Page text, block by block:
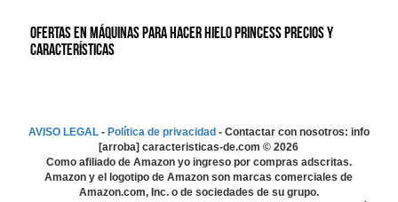
Ofertas en Máquinas para hacer hielo Princess precios y
características
AVISO LEGAL- Política de privacidad - Contactar con nosotros: info
[arroba] caracteristicas-de.com ©2026
Como afiliado de Amazon yo ingreso por compras adscritas.
Amazon y el logotipo de Amazon son marcas comerciales de
Amazon.com, Inc. o de sociedades de su grupo.